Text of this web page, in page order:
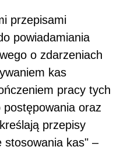
przepisami
powiadamiania
o zdarzeniach
kas
pracy tych
postępowania oraz
przepisy
stosowania kas" –